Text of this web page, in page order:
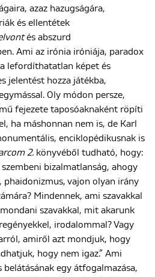
azaz hazugságára,
és ellentétek
és abszurd
Ami az irónia iróniája, paradox
lefordíthatatlan képet és
jelentést hozza játékba,
Oly módon persze,
fejezete taposóaknaként röpíti
ha máshonnan nem is, de Karl
enciklopédikusnak is
2. könyvéből tudható, hogy:
bizalmatlanság, ahogy
phaidonizmus, vajon olyan irány
Mindennek, ami szavakkal
szavakkal, mit akarunk
irodalommal? Vagy
amiről azt mondjuk, hogy
hogy nem igaz.” Ami
belátásának egy átfogalmazása,